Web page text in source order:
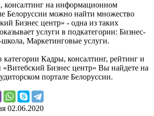
консалтинг на информационном
Белоруссии можно найти множество
Бизнес центр» - одна из таких
услуги в подкатегории: Бизнес-
школа, Маркетинговые услуги.
Кадры, консалтинг, рейтинг и
Бизнес центр» Вы найдете на
портале Белоруссии.
02.06.2020